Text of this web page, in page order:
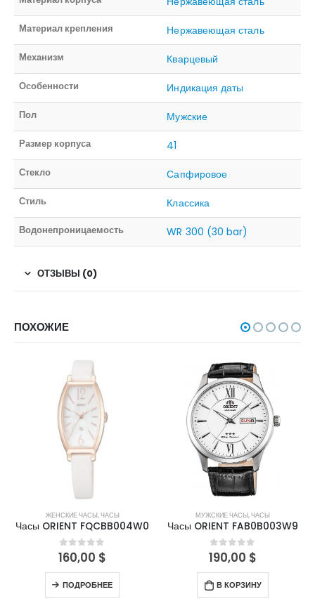
Материал крепления Нержавеющая сталь
Механизм Кварцевый
Особенности Индикация даты
Пол Мужские
Размер корпуса 41
Стекло Сапфировое
Стиль Классика
Водонепроницаемость WR 300 (30 bar)
ОТЗЫВЫ (0)
ПОХОЖИЕ
НЕТ В НАЛИЧИИ
ЖЕНСКИЕ ЧАСЫ,ЧАСЫ
Часы ORIENT FQCBB004W0
0out of 5
160,00 $
ПОДРОБНЕЕ
МУЖСКИЕ ЧАСЫ,ЧАСЫ
Часы ORIENT FAB0B003W9
0out of 5
190,00 $
В КОРЗИНУ